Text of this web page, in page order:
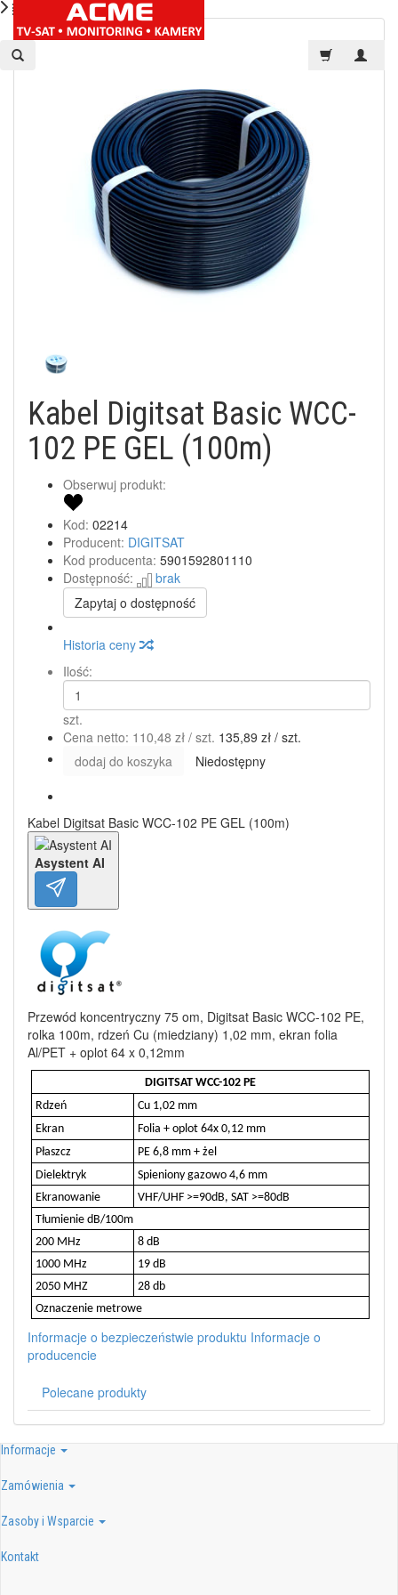
Kabel Digitsat Basic WCC-
102 PE GEL (100m)
Obserwuj produkt:
Kod: 02214
Producent: DIGITSAT
Kod producenta: 5901592801110
Dostępność:
brak
Zapytaj o dostępność
Historia ceny
Ilość:
szt.
Cena netto: 110,48 zł / szt. 135,89 zł / szt.
dodaj do koszyka
Niedostępny
Kabel Digitsat Basic WCC-102 PE GEL (100m)
Asystent AI
Przewód koncentryczny 75 om, Digitsat Basic WCC-102 PE,
rolka 100m, rdzeń Cu (miedziany) 1,02 mm, ekran folia
Al/PET + oplot 64 x 0,12mm
DIGITSAT WCC-102 PE
Rdzeń
Cu 1,02 mm
Ekran
Folia + oplot 64x 0,12 mm
Płaszcz
PE 6,8 mm + żel
Dielektryk
Spieniony gazowo 4,6 mm
Ekranowanie
VHF/UHF >=90dB, SAT >=80dB
Tłumienie dB/100m
200 MHz
8 dB
1000 MHz
19 dB
2050 MHZ
28 db
Oznaczenie metrowe
Informacje o bezpieczeństwie produktu Informacje o
producencie
Polecane produkty
Informacje
Zamówienia
Zasoby i Wsparcie
Kontakt